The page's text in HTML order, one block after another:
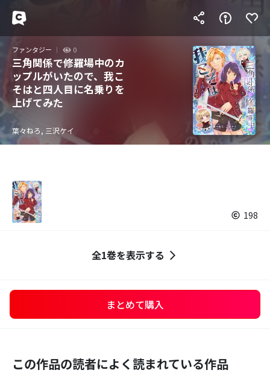
ファンタジー 0
三角関係で修羅場中のカ
ップルがいたので、我こ
そはと四人目に名乗りを
上げてみた
葉々ねろ, 三沢ケイ
198
全1巻を表示する
まとめて購入
この作品の読者によく読まれている作品